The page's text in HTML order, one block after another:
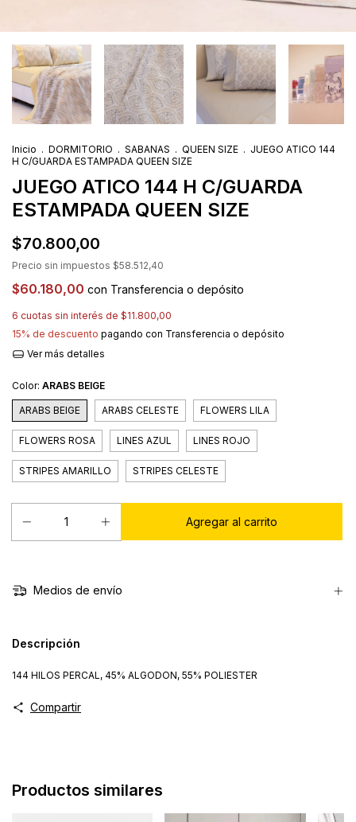
Inicio . DORMITORIO . SABANAS . QUEEN SIZE . JUEGO ATICO 144
H C/GUARDA ESTAMPADA QUEEN SIZE
JUEGO ATICO 144 H C/GUARDA
ESTAMPADA QUEEN SIZE
$70.800,00
Precio sin impuestos $58.512,40
$60.180,00 con Transferencia o depósito
6 cuotas sin interés de $11.800,00
15% de descuento pagando con Transferencia o depósito
Ver más detalles
Color: ARABS BEIGE
ARABS BEIGE ARABS CELESTE FLOWERS LILA
FLOWERS ROSA LINES AZUL LINES ROJO
STRIPES AMARILLO STRIPES CELESTE
Medios de envío
Descripción
144 HILOS PERCAL, 45% ALGODON, 55% POLIESTER
Compartir
Productos similares